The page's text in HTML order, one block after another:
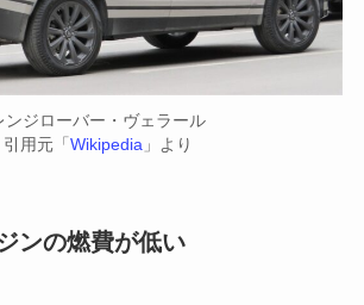
ンジローバー・ヴェラール
引用元「Wikipedia 」より
ンの燃費が低い